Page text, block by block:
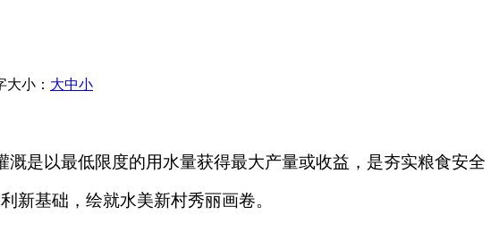
大小： 大中小
是以最低限度的用水量获得最大产量或收益，是夯实粮食安全
新基础，绘就水美新村秀丽画卷。